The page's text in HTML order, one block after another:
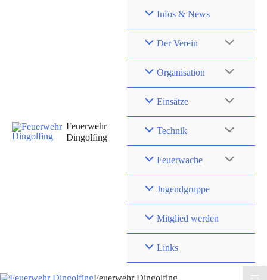
Feuerwehr
Dingolfing
Infos & News
Der Verein
Organisation
Einsätze
Technik
Feuerwache
Jugendgruppe
Mitglied werden
Links
Feuerwehr Dingolfing